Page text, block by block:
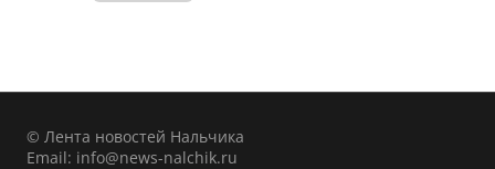
© Лента новостей Нальчика
Email: info@news-nalchik.ru